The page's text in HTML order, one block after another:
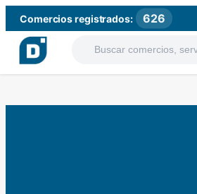
Comercios registrados: 626